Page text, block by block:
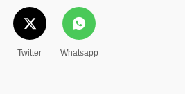
Twitter Whatsapp